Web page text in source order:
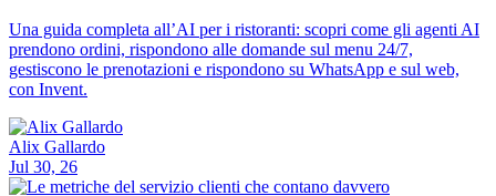
Una guida completa all’AI per i ristoranti: scopri come gli agenti AI
prendono ordini, rispondono alle domande sul menu 24/7,
gestiscono le prenotazioni e rispondono su WhatsApp e sul web,
con Invent.
Alix Gallardo
Jul 30, 26